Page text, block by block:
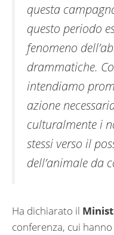
questa
questo periodo
fenomeno
drammatiche.
intendiamo
azione
culturalmente i
stessi verso il
dell’animale da
Ha dichiarato il
conferenza, cui